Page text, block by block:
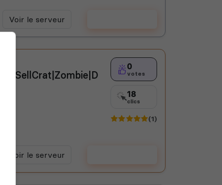
Voir le serveur
0
votes
18
clics
(1)
Voir le serveur